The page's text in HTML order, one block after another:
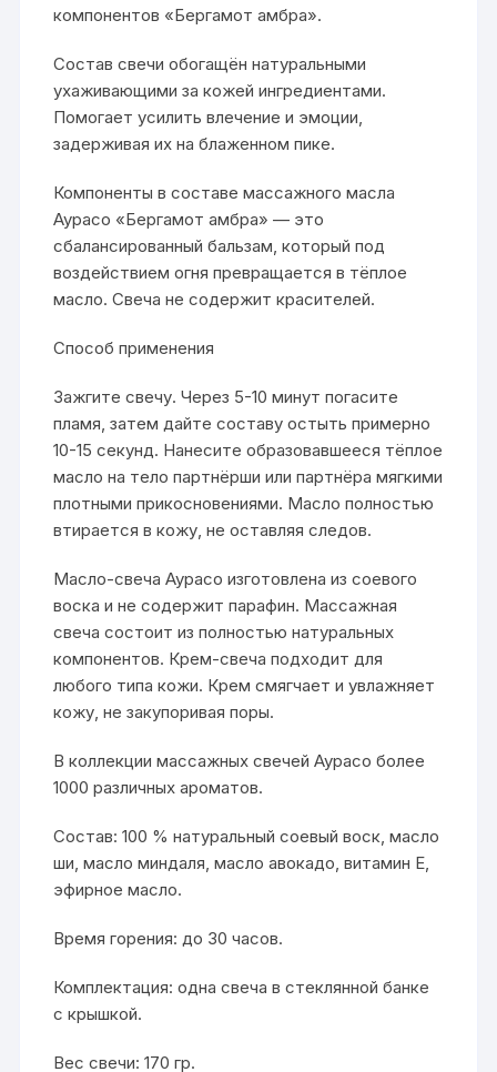
компонентов «Бергамот амбра».
Состав свечи обогащён натуральными
ухаживающими за кожей ингредиентами.
Помогает усилить влечение и эмоции,
задерживая их на блаженном пике.
Компоненты в составе массажного масла
Аурасо «Бергамот амбра» — это
сбалансированный бальзам, который под
воздействием огня превращается в тёплое
масло. Свеча не содержит красителей.
Способ применения
Зажгите свечу. Через 5-10 минут погасите
пламя, затем дайте составу остыть примерно
10-15 секунд. Нанесите образовавшееся тёплое
масло на тело партнёрши или партнёра мягкими
плотными прикосновениями. Масло полностью
втирается в кожу, не оставляя следов.
Масло-свеча Аурасо изготовлена из соевого
воска и не содержит парафин. Массажная
свеча состоит из полностью натуральных
компонентов. Крем-свеча подходит для
любого типа кожи. Крем смягчает и увлажняет
кожу, не закупоривая поры.
В коллекции массажных свечей Аурасо более
1000 различных ароматов.
Состав: 100 % натуральный соевый воск, масло
ши, масло миндаля, масло авокадо, витамин E,
эфирное масло.
Время горения: до 30 часов.
Комплектация: одна свеча в стеклянной банке
с крышкой.
Вес свечи: 170 гр.